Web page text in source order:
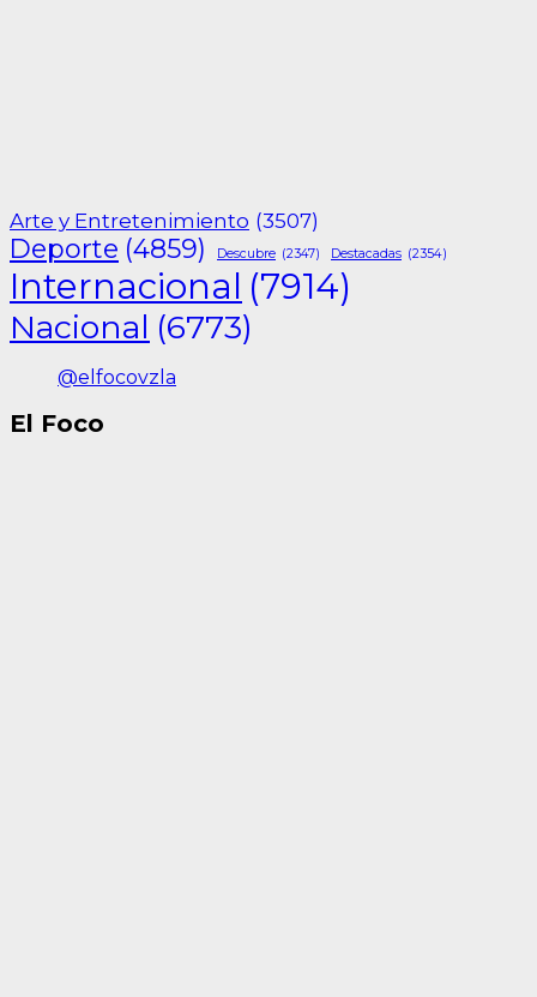
Arte y Entretenimiento (3507)
Deporte (4859) Descubre (2347) Destacadas (2354)
Internacional (7914)
Nacional (6773)
@elfocovzla
El Foco